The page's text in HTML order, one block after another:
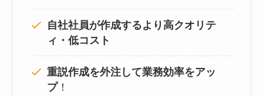
自社社員が作成するより高クオリテ
ィ・低コスト
重説作成を外注して業務効率をアッ
プ！